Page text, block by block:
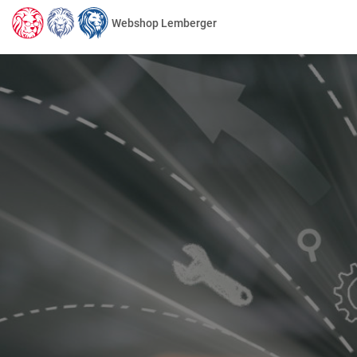
Webshop Lemberger